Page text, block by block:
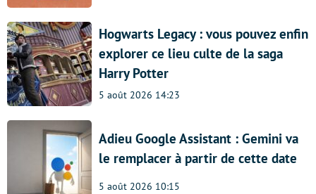
Hogwarts Legacy : vous pouvez enfin
explorer ce lieu culte de la saga
Harry Potter
5 août 2026 14:23
Adieu Google Assistant : Gemini va
le remplacer à partir de cette date
5 août 2026 10:15